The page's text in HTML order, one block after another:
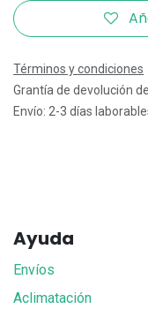
Términos y condiciones
Grantía de devolución
Envío: 2-3 días
Ayuda
Envíos
Aclimatación